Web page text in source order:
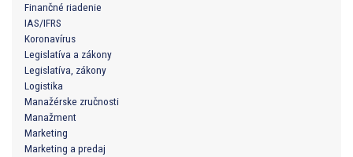
Finančné riadenie
IAS/IFRS
Koronavírus
Legislatíva a zákony
Legislatíva, zákony
Logistika
Manažérske zručnosti
Manažment
Marketing
Marketing a predaj